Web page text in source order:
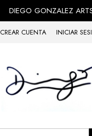
DIEGO GONZALEZ
CREAR CUENTA INICIAR